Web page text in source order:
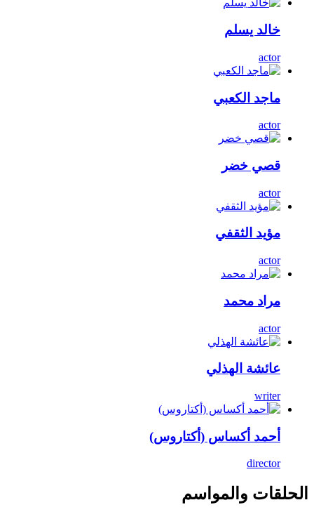
خالد يسلم
actor
ماجد الكعبي
actor
قصي خضر
actor
مؤيد الثقفي
actor
مراد محمد
actor
عائشة الهذلي
writer
أحمد أكساس (أكتاروس)
director
الحلقات والمواسم